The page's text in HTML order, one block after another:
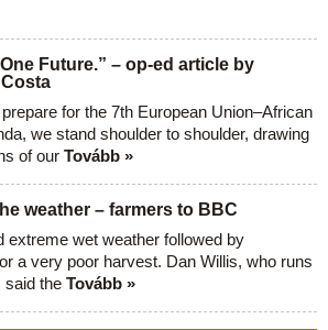
Future.” – op-ed article by
for the 7th European Union–African
we stand shoulder to shoulder, drawing
of our Tovább »
weather – farmers to BBC
extreme wet weather followed by
a very poor harvest. Dan Willis, who runs
said the Tovább »